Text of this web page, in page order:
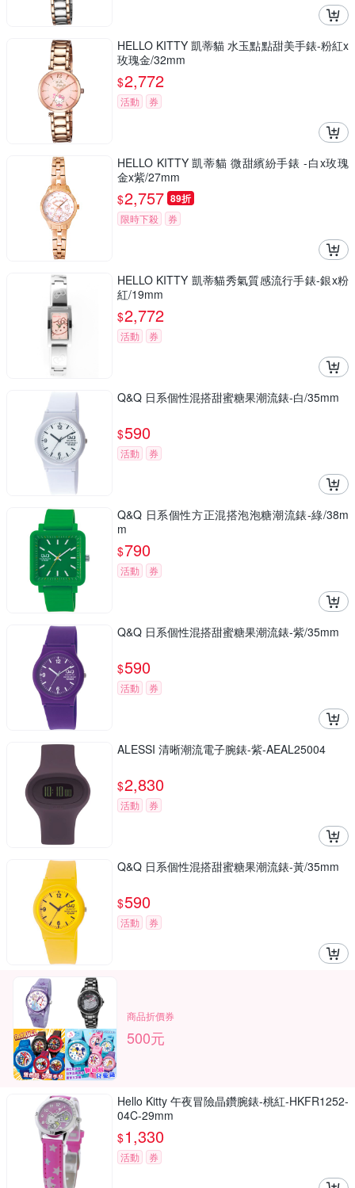
HELLO KITTY 凱蒂貓 水玉點點甜美手錶-粉紅x
玫瑰金/32mm
$2,772
活動 券
HELLO KITTY 凱蒂貓 微甜繽紛手錶 -白x玫瑰
金x紫/27mm
$2,757 89折
限時下殺 券
HELLO KITTY 凱蒂貓秀氣質感流行手錶-銀x粉
紅/19mm
$2,772
活動 券
Q&Q 日系個性混搭甜蜜糖果潮流錶-白/35mm
$590
活動 券
Q&Q 日系個性方正混搭泡泡糖潮流錶-綠/38m
m
$790
活動 券
Q&Q 日系個性混搭甜蜜糖果潮流錶-紫/35mm
$590
活動 券
ALESSI 清晰潮流電子腕錶-紫-AEAL25004
$2,830
活動 券
Q&Q 日系個性混搭甜蜜糖果潮流錶-黃/35mm
$590
活動 券
商品折價券
500元
Hello Kitty 午夜冒險晶鑽腕錶-桃紅-HKFR1252-
04C-29mm
$1,330
活動 券